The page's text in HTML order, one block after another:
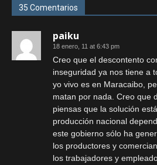
35 Comentarios
paiku
18 enero, 11 at 6:43 pm
Creo que el descontento
inseguridad ya nos tiene a
yo vivo es en Maracaibo,
matan por nada. Creo que
piensas que la solución
producción nacional
este gobierno sólo ha
los productores y
los trabajadores y